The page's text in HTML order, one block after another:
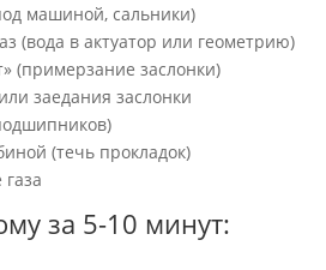
машиной, сальники)
(вода в актуатор или геометрию)
(примерзание заслонки)
заедания заслонки
(течь прокладок)
за 5-10 минут: